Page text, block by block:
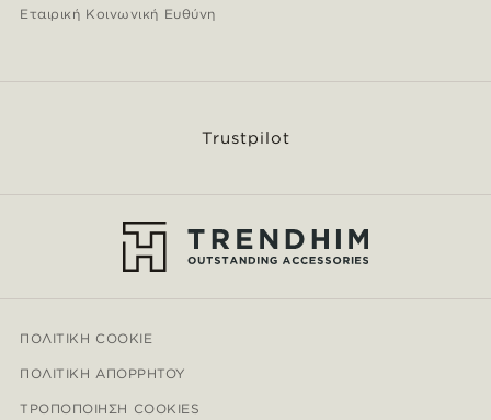
Εταιρική Κοινωνική Ευθύνη
Trustpilot
ΠΟΛΙΤΙΚΉ COOKIE
ΠΟΛΙΤΙΚΉ ΑΠΟΡΡΉΤΟΥ
ΤΡΟΠΟΠΟΊΗΣΗ COOKIES